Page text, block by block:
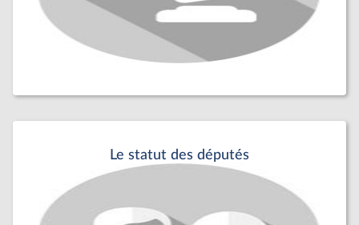
Le statut des députés